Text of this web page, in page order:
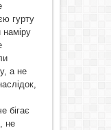
гурту
а не
бігає
не